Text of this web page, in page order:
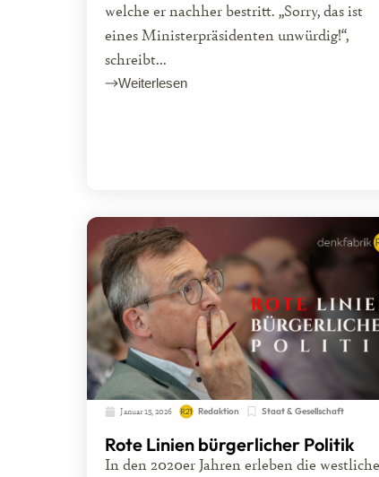
welche er nachher bestritt. „Sorry, das ist
eines Ministerpräsidenten unwürdig!“,
schreibt...
Weiterlesen
Januar 15, 2026 Redaktion Staat & Gesellschaft
Rote Linien bürgerlicher Politik
In den 2020er Jahren erleben die